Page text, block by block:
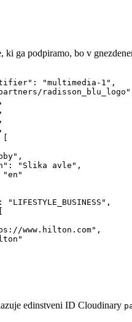
ki ga podpiramo, bo v
: "multimedia-1 " ,
radisson_blu_logo "
,
,
,
,
" ,
: " Slika avle " ,
"en "
: " LIFESTYLE_BUSINESS " ,
www.hilton.com" ,
"
edinstveni ID Cloudinary